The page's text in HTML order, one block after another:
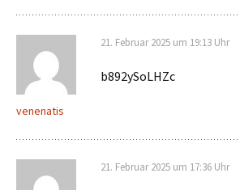
venenatis
21. Februar 2025 um 19:13 Uhr
b892ySoLHZc
21. Februar 2025 um 17:36 Uhr